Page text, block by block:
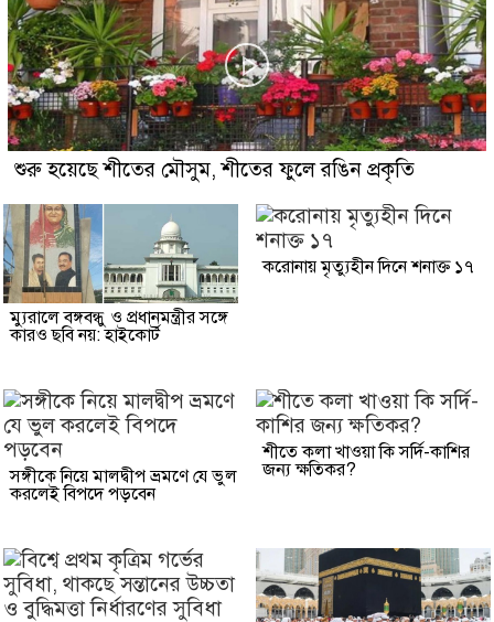
শুরু হয়েছে শীতের মৌসুম, শীতের ফুলে রঙিন প্রকৃতি
ম্যুরালে বঙ্গবন্ধু ও প্রধানমন্ত্রীর সঙ্গে
কারও ছবি নয়: হাইকোর্ট
করোনায় মৃত্যুহীন দিনে শনাক্ত ১৭
সঙ্গীকে নিয়ে মালদ্বীপ ভ্রমণে যে ভুল
করলেই বিপদে পড়বেন
শীতে কলা খাওয়া কি সর্দি-কাশির
জন্য ক্ষতিকর?